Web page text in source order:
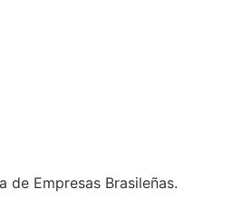
Empresas Brasileñas.